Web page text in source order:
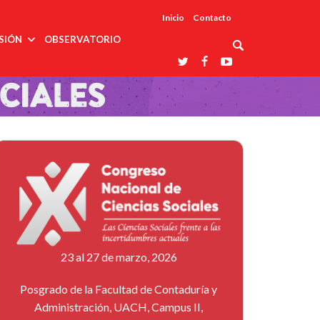
Inicio Contacto
ciencias
pública
social
Asociaciones
profesionales
temáticas
Laboratorios
nacionales
Entidades
afines
De México
En Su 475
Aniversario
OBSERVATORIO
23 al 27 de marzo, 2026
Posgrado de la Facultad de Contaduría y
Administración, UACH, Campus II,